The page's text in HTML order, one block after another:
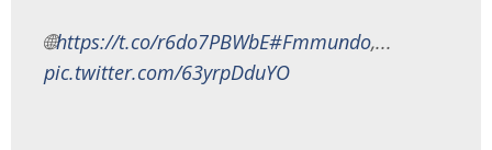
🌐https://t.co/r6do7PBWbE#Fmmundo,...
pic.twitter.com/63yrpDduYO